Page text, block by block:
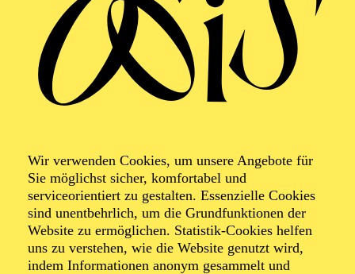
Wir verwenden Cookies, um unsere Angebote für
Sie möglichst sicher, komfortabel und
serviceorientiert zu gestalten. Essenzielle Cookies
sind unentbehrlich, um die Grundfunktionen der
Website zu ermöglichen. Statistik-Cookies helfen
uns zu verstehen, wie die Website genutzt wird,
indem Informationen anonym gesammelt und
Öffent­licher
Proben­besuch zu
"Der Nussknacker"